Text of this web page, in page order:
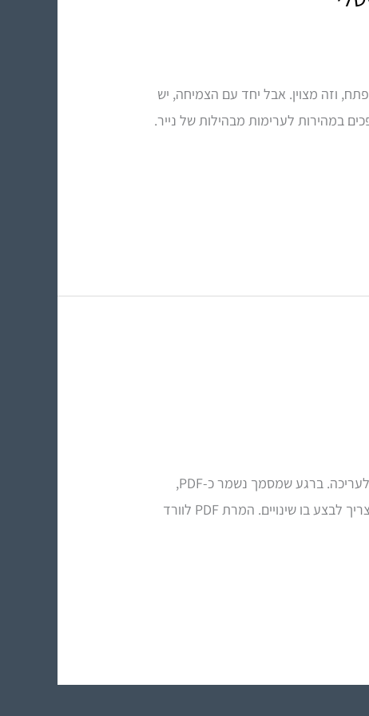
וזה מצוין. אבל יחד עם הצמיחה, יש
במהירות לערימות מבהילות של נייר.
🧠 איך להמיר PDF לוורד ואקסל? קובץ PDF הוא פורמט מצוין להצגה, שיתוף והדפסה – אך הוא אינו נועד לעריכה. ברגע שמסמך נשמר כ-PDF,
הוא "קופא" מבחינת מבנה, טקסט ועיצוב. זה נהדר כשצריך לשלוח חוזה או דוח סופי, אבל בעייתי מאוד כשצריך לבצע בו שינויים. המרת PDF לוורד